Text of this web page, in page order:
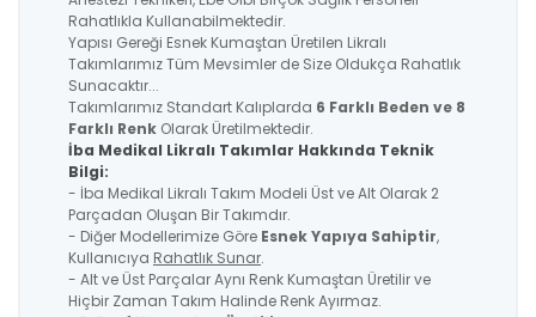
Rahatlıkla Kullanabilmektedir.
Yapısı Gereği Esnek Kumaştan Üretilen Likralı
Takımlarımız Tüm Mevsimler de Size Oldukça Rahatlık
Sunacaktır...
Takımlarımız Standart Kalıplarda 6 Farklı Beden ve 8
Farklı Renk Olarak Üretilmektedir.
İba Medikal Likralı Takımlar Hakkında Teknik
Bilgi:
- İba Medikal Likralı Takım Modeli Üst ve Alt Olarak 2
Parçadan Oluşan Bir Takımdır.
- Diğer Modellerimize Göre Esnek Yapıya Sahiptir,
Kullanıcıya Rahatlık Sunar.
- Alt ve Üst Parçalar Aynı Renk Kumaştan Üretilir ve
Hiçbir Zaman Takım Halinde Renk Ayırmaz.